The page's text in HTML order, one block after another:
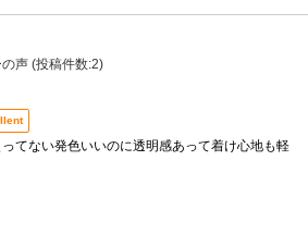
声 (投稿件数:2)
てない発色いいのに透明感あって着け心地も軽